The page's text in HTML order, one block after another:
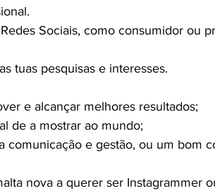
Sociais, como consumidor ou
tuas pesquisas e interesses.
e alcançar melhores resultados;
de a mostrar ao mundo;
comunicação e gestão, ou um bom